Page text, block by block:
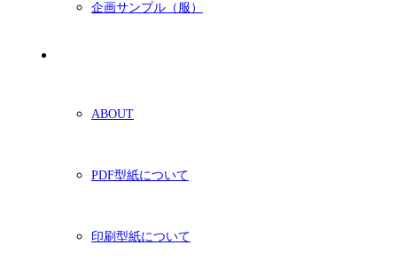
企画サンプル（服）
ABOUT
PDF型紙について
印刷型紙について